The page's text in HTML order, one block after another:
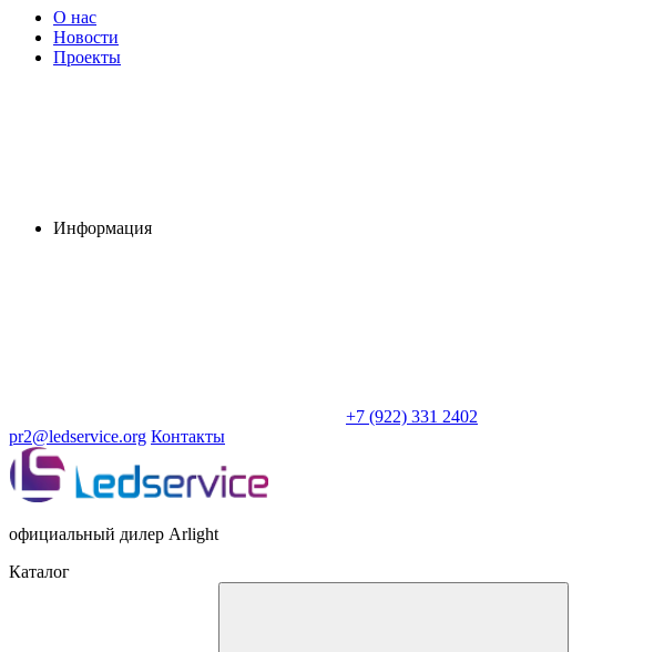
О нас
Новости
Проекты
Информация
+7 (922) 331 2402
pr2@ledservice.org Контакты
официальный дилер Arlight
Каталог